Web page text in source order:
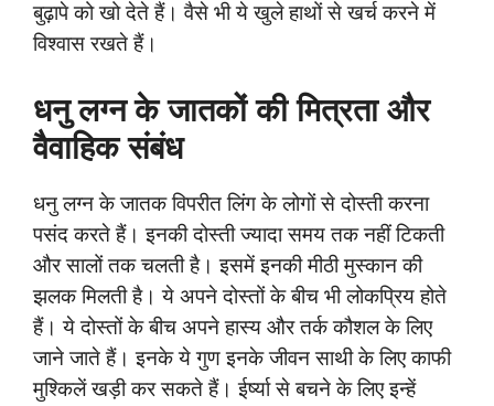
बुढ़ापे को खो देते हैं। वैसे भी ये खुले हाथों से खर्च करने में
विश्वास रखते हैं।
धनु लग्न के जातकों की मित्रता और
वैवाहिक संबंध
धनु लग्न के जातक विपरीत लिंग के लोगों से दोस्ती करना
पसंद करते हैं। इनकी दोस्ती ज्यादा समय तक नहीं टिकती
और सालों तक चलती है। इसमें इनकी मीठी मुस्कान की
झलक मिलती है। ये अपने दोस्तों के बीच भी लोकप्रिय होते
हैं। ये दोस्तों के बीच अपने हास्य और तर्क कौशल के लिए
जाने जाते हैं। इनके ये गुण इनके जीवन साथी के लिए काफी
मुश्किलें खड़ी कर सकते हैं। ईर्ष्या से बचने के लिए इन्हें